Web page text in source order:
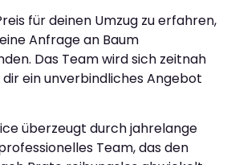
für deinen Umzug zu erfahren,
Anfrage an Baum
Das Team wird sich zeitnah
ein unverbindliches Angebot
überzeugt durch jahrelange
Team, das den